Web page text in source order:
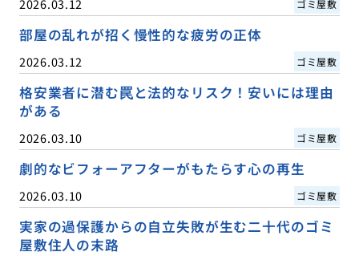
2026.03.12 ゴミ屋敷
部屋の乱れが招く慢性的な疲労の正体
2026.03.12 ゴミ屋敷
格安業者に潜む罠と法的なリスク！安いには理由
がある
2026.03.10 ゴミ屋敷
劇的なビフォーアフターがもたらす心の再生
2026.03.10 ゴミ屋敷
実家の過保護からの自立失敗が生む二十代のゴミ
屋敷住人の末路